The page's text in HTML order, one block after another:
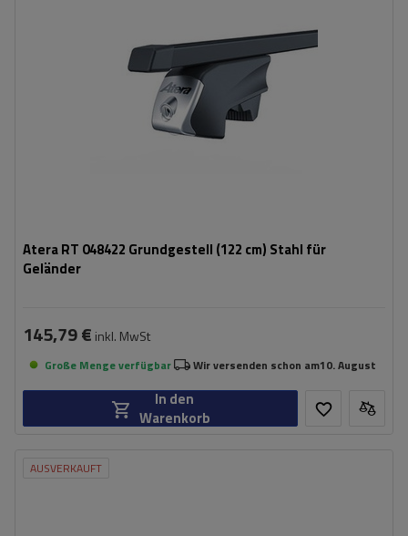
Atera RT 048422 Grundgestell (122 cm) Stahl für
Geländer
145,79 € inkl. MwSt
Große Menge verfügbar Wir versenden schon am10. August
In den
Warenkorb
AUSVERKAUFT